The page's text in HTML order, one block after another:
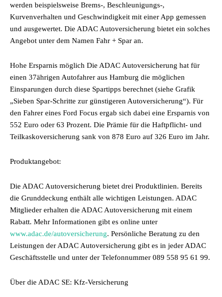
werden beispielsweise Brems-, Beschleunigungs-,
Kurvenverhalten und Geschwindigkeit mit einer App gemessen
und ausgewertet. Die ADAC Autoversicherung bietet ein solches
Angebot unter dem Namen Fahr + Spar an.
Hohe Ersparnis möglich Die ADAC Autoversicherung hat für
einen 37ährigen Autofahrer aus Hamburg die möglichen
Einsparungen durch diese Spartipps berechnet (siehe Grafik
„Sieben Spar-Schritte zur günstigeren Autoversicherung“). Für
den Fahrer eines Ford Focus ergab sich dabei eine Ersparnis von
552 Euro oder 63 Prozent. Die Prämie für die Haftpflicht- und
Teilkaskoversicherung sank von 878 Euro auf 326 Euro im Jahr.
Produktangebot:
Die ADAC Autoversicherung bietet drei Produktlinien. Bereits
die Grunddeckung enthält alle wichtigen Leistungen. ADAC
Mitglieder erhalten die ADAC Autoversicherung mit einem
Rabatt. Mehr Informationen gibt es online unter
www.adac.de/autoversicherung. Persönliche Beratung zu den
Leistungen der ADAC Autoversicherung gibt es in jeder ADAC
Geschäftsstelle und unter der Telefonnummer 089 558 95 61 99.
Über die ADAC SE: Kfz-Versicherung